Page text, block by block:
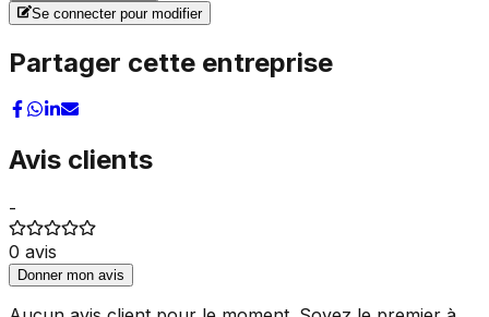
Se connecter pour modifier
Partager cette entreprise
Avis clients
-
0 avis
Donner mon avis